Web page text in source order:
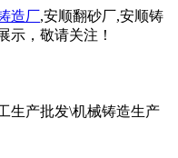
造厂,安顺翻砂厂,安顺铸
示，敬请关注！
生产批发\机械铸造生产